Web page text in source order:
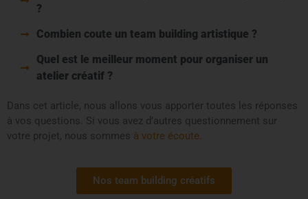
?
Combien coute un team building artistique ?
Quel est le meilleur moment pour organiser un
atelier créatif ?
Dans cet article, nous allons vous apporter toutes les réponses
à vos questions. Si vous avez d’autres questionnement sur
votre projet, nous sommes à votre écoute.
Nos team building créatifs